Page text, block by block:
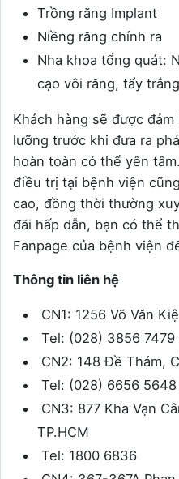
Trồng răng Implant
Niềng răng chính ra
Nha khoa tổng quát:
cạo vôi răng, tẩy
Khách hàng sẽ được
lưỡng trước khi đưa ra
hoàn toàn có thể yên
điều trị tại bệnh viện
cao, đồng thời thường
đãi hấp dẫn, bạn có thể
Fanpage của bệnh viện
Thông tin liên hệ
CN1: 1256 Võ Văn
Tel: (028) 3856 7479
CN2: 148 Đề Thám,
Tel: (028) 6656 5648
CN3: 877 Kha Vạn
TP.HCM
Tel: 1800 6836